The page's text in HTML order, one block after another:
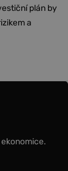
plán by
a